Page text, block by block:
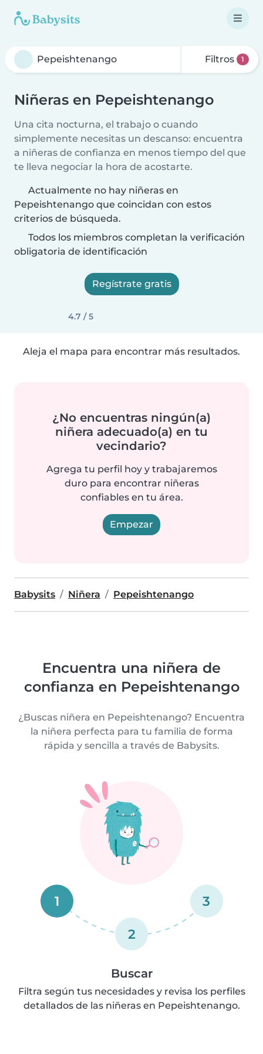
Filtros 1
Niñeras en Pepeishtenango
Una cita nocturna, el trabajo o cuando
simplemente necesitas un descanso: encuentra
a niñeras de confianza en menos tiempo del que
te lleva negociar la hora de acostarte.
Actualmente no hay niñeras en
Pepeishtenango que coincidan con estos
criterios de búsqueda.
Todos los miembros completan la verificación
obligatoria de identificación
Regístrate gratis
4.7 / 5
Aleja el mapa para encontrar más resultados.
¿No encuentras ningún(a)
niñera adecuado(a) en tu
vecindario?
Agrega tu perfil hoy y trabajaremos
duro para encontrar niñeras
confiables en tu área.
Empezar
Babysits Niñera Pepeishtenango
Encuentra una niñera de
confianza en Pepeishtenango
¿Buscas niñera en Pepeishtenango? Encuentra
la niñera perfecta para tu familia de forma
rápida y sencilla a través de Babysits.
1
2
3
Buscar
Filtra según tus necesidades y revisa los perfiles
detallados de las niñeras en Pepeishtenango.